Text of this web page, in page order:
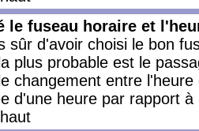
le fuseau horaire et
sûr d'avoir choisi le bon
plus probable est le
changement entre
d'une heure par rapport à